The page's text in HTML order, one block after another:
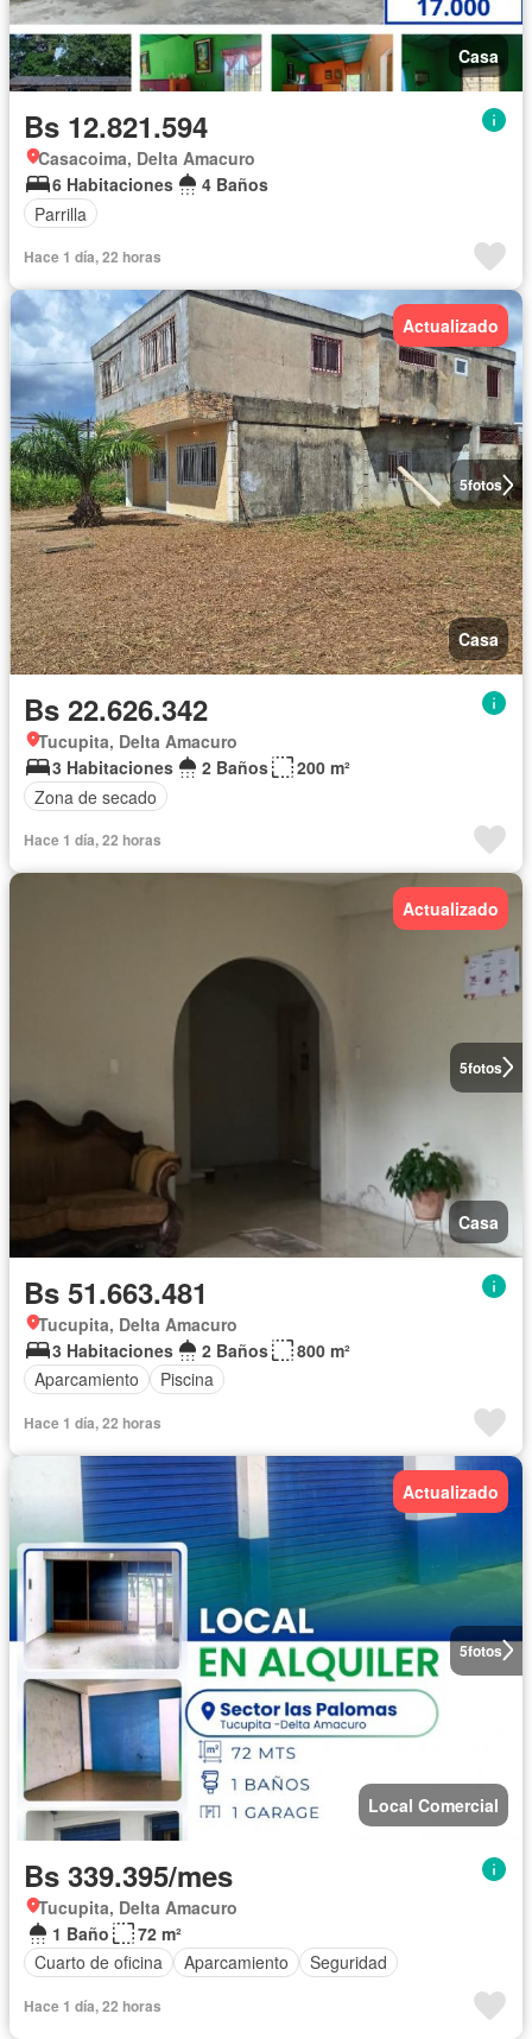
Casa
Bs 12.821.594
Casacoima, Delta Amacuro
6 Habitaciones
4 Baños
Parrilla
Hace 1 día, 22 horas
5fotos
Actualizado
Casa
Bs 22.626.342
Tucupita, Delta Amacuro
3 Habitaciones
2 Baños
200 m²
Zona de secado
Hace 1 día, 22 horas
5fotos
Actualizado
Casa
Bs 51.663.481
Tucupita, Delta Amacuro
3 Habitaciones
2 Baños
800 m²
Aparcamiento
Piscina
Hace 1 día, 22 horas
5fotos
Actualizado
Local Comercial
Bs 339.395/mes
Tucupita, Delta Amacuro
1 Baño
72 m²
Cuarto de oficina
Aparcamiento Seguridad
Hace 1 día, 22 horas